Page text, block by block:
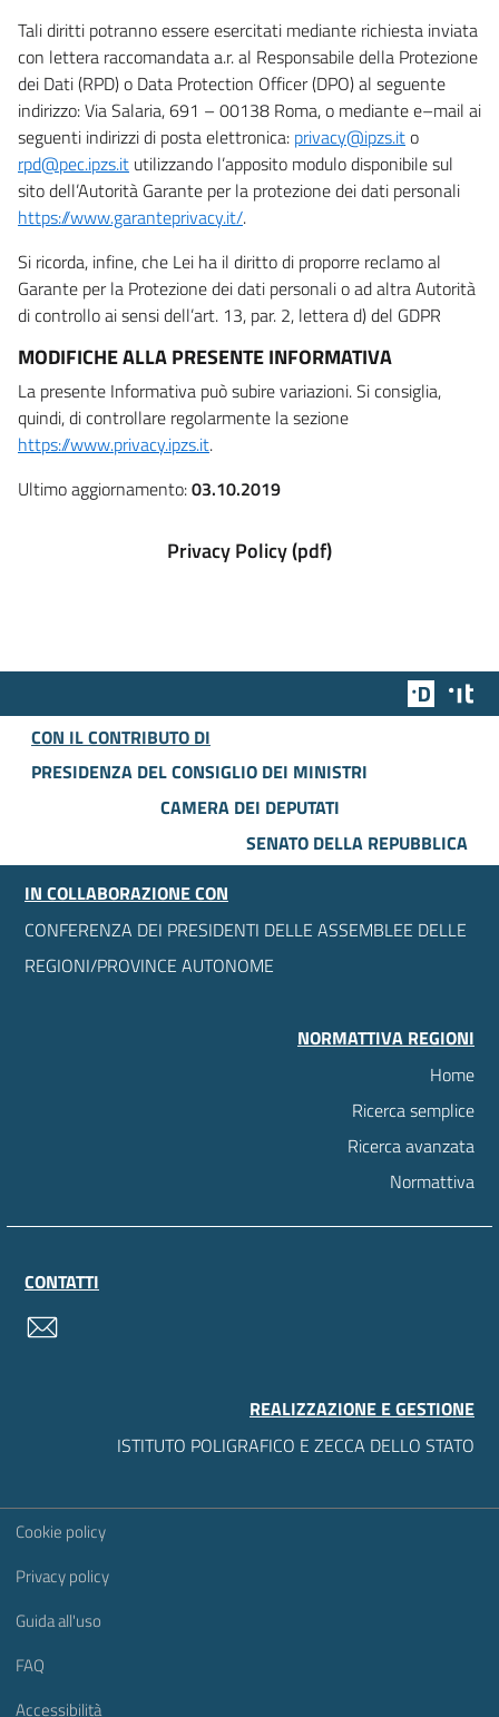
Tali diritti potranno essere esercitati mediante richiesta inviata
con lettera raccomandata a.r. al Responsabile della Protezione
dei Dati (RPD) o Data Protection Officer (DPO) al seguente
indirizzo: Via Salaria, 691 – 00138 Roma, o mediante e–mail ai
seguenti indirizzi di posta elettronica: privacy@ipzs.ito
rpd@pec.ipzs.it utilizzando l’apposito modulo disponibile sul
sito dell’Autorità Garante per la protezione dei dati personali
https://www.garanteprivacy.it/.
Si ricorda, infine, che Lei ha il diritto di proporre reclamo al
Garante per la Protezione dei dati personali o ad altra Autorità
di controllo ai sensi dell’art. 13, par. 2, lettera d) del GDPR
MODIFICHE ALLA PRESENTE INFORMATIVA
La presente Informativa può subire variazioni. Si consiglia,
quindi, di controllare regolarmente la sezione
https://www.privacy.ipzs.it.
Ultimo aggiornamento:03.10.2019
Privacy Policy (pdf)
Team
CON IL CONTRIBUTO DI
PRESIDENZA DEL CONSIGLIO DEI MINISTRI
CAMERA DEI DEPUTATI
SENATO DELLA REPUBBLICA
IN COLLABORAZIONE CON
CONFERENZA DEI PRESIDENTI DELLE ASSEMBLEE DELLE
REGIONI/PROVINCE AUTONOME
NORMATTIVA REGIONI
Home
Ricerca semplice
Ricerca avanzata
Normattiva
CONTATTI
REALIZZAZIONE E GESTIONE
ISTITUTO POLIGRAFICO E ZECCA DELLO STATO
Sezione Link Utili
Cookie policy
Privacy policy
Guida all'uso
FAQ
Accessibilità